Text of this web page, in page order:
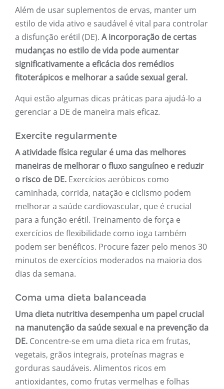
Além de usar suplementos de ervas, manter um
estilo de vida ativo e saudável é vital para controlar
a disfunção erétil (DE). A incorporação de certas
mudanças no estilo de vida pode aumentar
significativamente a eficácia dos remédios
fitoterápicos e melhorar a saúde sexual geral.
Aqui estão algumas dicas práticas para ajudá-lo a
gerenciar a DE de maneira mais eficaz.
Exercite regularmente
A atividade física regular é uma das melhores
maneiras de melhorar o fluxo sanguíneo e reduzir
o risco de DE. Exercícios aeróbicos como
caminhada, corrida, natação e ciclismo podem
melhorar a saúde cardiovascular, que é crucial
para a função erétil. Treinamento de força e
exercícios de flexibilidade como ioga também
podem ser benéficos. Procure fazer pelo menos 30
minutos de exercícios moderados na maioria dos
dias da semana.
Coma uma dieta balanceada
Uma dieta nutritiva desempenha um papel crucial
na manutenção da saúde sexual e na prevenção da
DE. Concentre-se em uma dieta rica em frutas,
vegetais, grãos integrais, proteínas magras e
gorduras saudáveis. Alimentos ricos em
antioxidantes, como frutas vermelhas e folhas